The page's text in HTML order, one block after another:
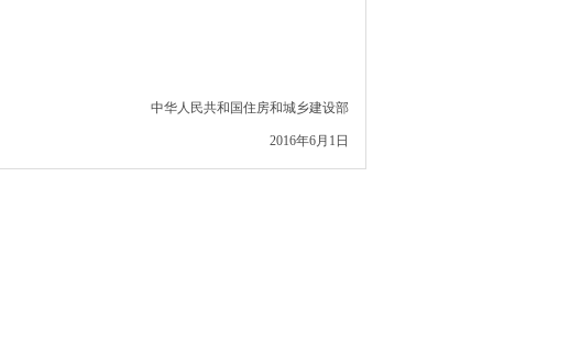
中华人民共和国住房和城乡建设部
2016年6月1日